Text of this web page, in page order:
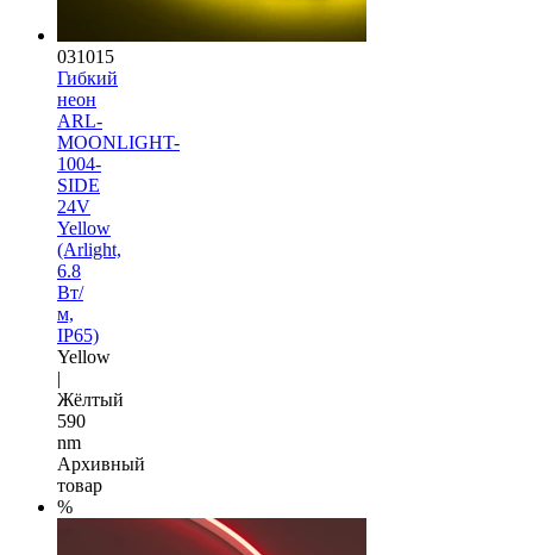
031015
Гибкий
неон
ARL-
MOONLIGHT-
1004-
SIDE
24V
Yellow
(Arlight,
6.8
Вт/
м,
IP65)
Yellow
|
Жёлтый
590
nm
Архивный
товар
%